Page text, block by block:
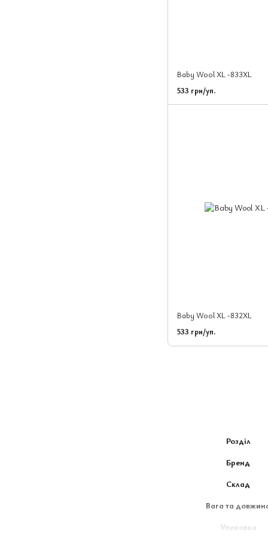
Розділ
Бренд
Склад
Вага та
Упаковка
Baby Wool XL -833XL
533 грн/уп.
Baby Wool XL -832XL
533 грн/уп.